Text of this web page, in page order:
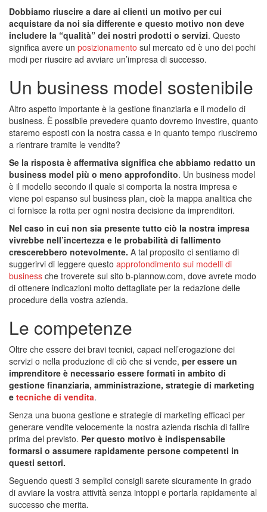
Dobbiamo riuscire a dare ai clienti un motivo per cui
acquistare da noi sia differente e questo motivo non deve
includere la “qualità” dei nostri prodotti o servizi. Questo
significa avere un posizionamento sul mercato ed è uno dei pochi
modi per riuscire ad avviare un’impresa di successo.
Un business model sostenibile
Altro aspetto importante è la gestione finanziaria e il modello di
business. È possibile prevedere quanto dovremo investire, quanto
staremo esposti con la nostra cassa e in quanto tempo riusciremo
a rientrare tramite le vendite?
Se la risposta è affermativa significa che abbiamo redatto un
business model più o meno approfondito. Un business model
è il modello secondo il quale si comporta la nostra impresa e
viene poi espanso sul business plan, cioè la mappa analitica che
ci fornisce la rotta per ogni nostra decisione da imprenditori.
Nel caso in cui non sia presente tutto ciò la nostra impresa
vivrebbe nell’incertezza e le probabilità di fallimento
crescerebbero notevolmente. A tal proposito ci sentiamo di
suggerirvi di leggere questo approfondimento sui modelli di
business che troverete sul sito b-plannow.com, dove avrete modo
di ottenere indicazioni molto dettagliate per la redazione delle
procedure della vostra azienda.
Le competenze
Oltre che essere dei bravi tecnici, capaci nell’erogazione dei
servizi o nella produzione di ciò che si vende, per essere un
imprenditore è necessario essere formati in ambito di
gestione finanziaria, amministrazione, strategie di marketing
e tecniche di vendita.
Senza una buona gestione e strategie di marketing efficaci per
generare vendite velocemente la nostra azienda rischia di fallire
prima del previsto. Per questo motivo è indispensabile
formarsi o assumere rapidamente persone competenti in
questi settori.
Seguendo questi 3 semplici consigli sarete sicuramente in grado
di avviare la vostra attività senza intoppi e portarla rapidamente al
successo che merita.